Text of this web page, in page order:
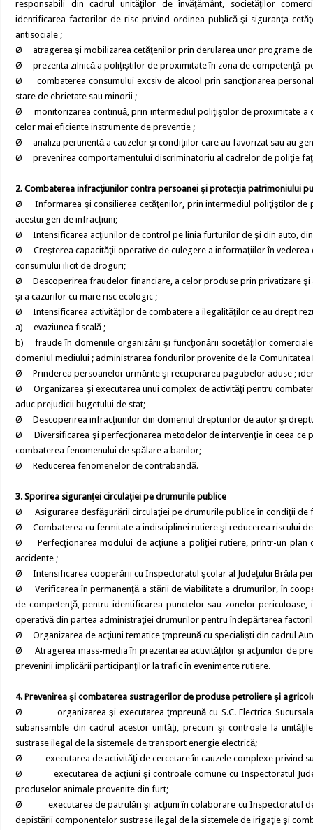
responsabili din cadrul unităţilor de învăţământ, societăţilor
identificarea factorilor de risc privind ordinea publică şi siguranţa
antisociale ;
Ø atragerea şi mobilizarea cetăţenilor prin derularea unor programe de
Ø prezenta zilnică a poliţiştilor de proximitate în zona de competenţă
Ø combaterea consumului excsiv de alcool prin sancţionarea
stare de ebrietate sau minorii ;
Ø monitorizarea continuă, prin intermediul poliţiştilor de proximitate a
celor mai eficiente instrumente de preventie ;
Ø analiza pertinentă a cauzelor şi condiţiilor care au favorizat sau au
Ø prevenirea comportamentului discriminatoriu al cadrelor de poliţie
2. Combaterea infracţiunilor contra persoanei şi protecţia patrimoniului
Ø Informarea şi consilierea cetăţenilor, prin intermediul poliţiştilor de
acestui gen de infracţiuni;
Ø Intensificarea acţiunilor de control pe linia furturilor de şi din auto, din
Ø Creşterea capacităţii operative de culegere a informaţiilor în
consumului ilicit de droguri;
Ø Descoperirea fraudelor financiare, a celor produse prin privatizare şi
şi a cazurilor cu mare risc ecologic ;
Ø Intensificarea activităţilor de combatere a ilegalităţilor ce au drept
a) evaziunea fiscală ;
b) fraude în domeniile organizării şi funcţionării societăţilor
domeniul mediului ; administrarea fondurilor provenite de la Comunitatea
Ø Prinderea persoanelor urmărite şi recuperarea pagubelor aduse ;
Ø Organizarea şi executarea unui complex de activităţi pentru
aduc prejudicii bugetului de stat;
Ø Descoperirea infracţiunilor din domeniul drepturilor de autor şi
Ø Diversificarea şi perfecţionarea metodelor de intervenţie în ceea ce
combaterea fenomenului de spălare a banilor;
Ø Reducerea fenomenelor de contrabandă.
3. Sporirea siguranţei circulaţiei pe drumurile publice
Ø Asigurarea desfăşurării circulaţiei pe drumurile publice în condiţii de
Ø Combaterea cu fermitate a indisciplinei rutiere şi reducerea riscului
Ø Perfecţionarea modului de acţiune a poliţiei rutiere, printr-un plan
accidente ;
Ø Intensificarea cooperării cu Inspectoratul şcolar al Judeţului Brăila
Ø Verificarea în permanenţă a stării de viabilitate a drumurilor, în
de competenţă, pentru identificarea punctelor sau zonelor
operativă din partea administraţiei drumurilor pentru îndepărtarea
Ø Organizarea de acţiuni tematice ţmpreună cu specialişti din cadrul
Ø Atragerea mass-media în prezentarea activităţilor şi acţiunilor de
prevenirii implicării participanţilor la trafic în evenimente rutiere.
4. Prevenirea şi combaterea sustragerilor de produse petroliere şi
Ø organizarea şi executarea ţmpreună cu S.C. Electrica Sucursala
subansamble din cadrul acestor unităţi, precum şi controale la
sustrase ilegal de la sistemele de transport energie electrică;
Ø executarea de activităţi de cercetare în cauzele complexe privind
Ø executarea de acţiuni şi controale comune cu Inspectoratul
produselor animale provenite din furt;
Ø executarea de patrulări şi acţiuni în colaborare cu Inspectoratul de
depistării componentelor sustrase ilegal de la sistemele de irigaţie şi